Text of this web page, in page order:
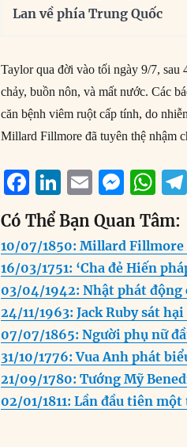
Lan về phía Trung Quốc
Taylor qua đời vào tối ngày 9/7, sau
chảy, buồn nôn, và mất nước. Các
căn bệnh viêm ruột cấp tính, do
Millard Fillmore đã tuyên thệ nhậm
F
a
c
e
b
o
o
k
Li
n
k
e
d
I
n
E
m
ai
l
M
ss
e
n
g
er
W
h
at
s
A
p
p
Có Thể Bạn Quan Tâm:
10/07/1850: Millard
16/03/1751: ‘Cha đẻ Hiến
03/04/1942: Nhật phát động
24/11/1963: Jack Ruby sát
07/07/1865: Người phụ nữ
31/10/1776: Vua Anh phát
21/09/1780: Tướng Mỹ
02/01/1811: Lần đầu tiên